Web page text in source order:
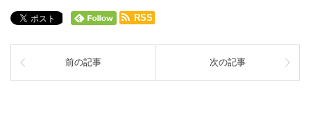
RSS
前の記事 次の記事